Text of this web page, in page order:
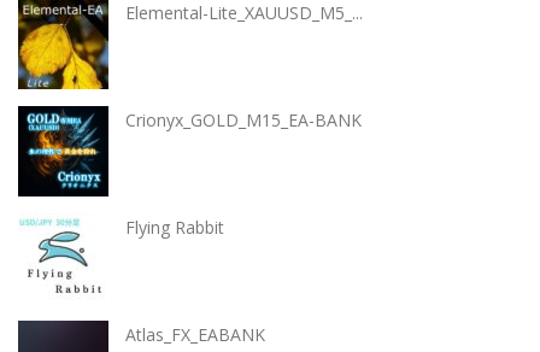
Elemental-Lite_XAUUSD_M5_...
Crionyx_GOLD_M15_EA-BANK
Flying Rabbit
Atlas_FX_EABANK